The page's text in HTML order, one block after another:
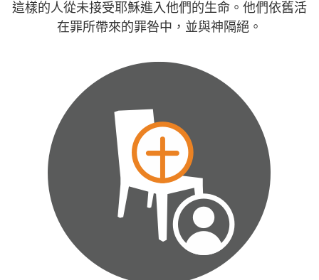
這樣的人從未接受耶穌進入他們的生命。他們依舊活
在罪所帶來的罪咎中，並與神隔絕。